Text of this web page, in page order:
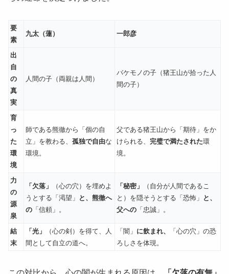
要
素
九太（蓮） 一郎彦
出
自
の
真
実
人間の子（両親は人間）
バケモノの子（猪王山が拾った人
間の子）
育
っ
た
環
境
師である熊徹から「個の自
立」を教わる、 孤独で自由な
環境。
父である猪王山から「期待」をか
けられる、 完璧で満たされた環
境。
力
の
源
泉
「欠落」
（心の穴）を埋めよ
うとする「渇望」 と、熊徹へ
の 「信頼」。
「秘密」
（自分が人間であるこ
と）を隠そうとする「恐怖」 と、
父への 「忠誠」。
結
末
「光」
（心の剣）を得て、人
間として自立の道へ。
「闇」 に飲まれ、
「心の穴」の恐
ろしさを体現。